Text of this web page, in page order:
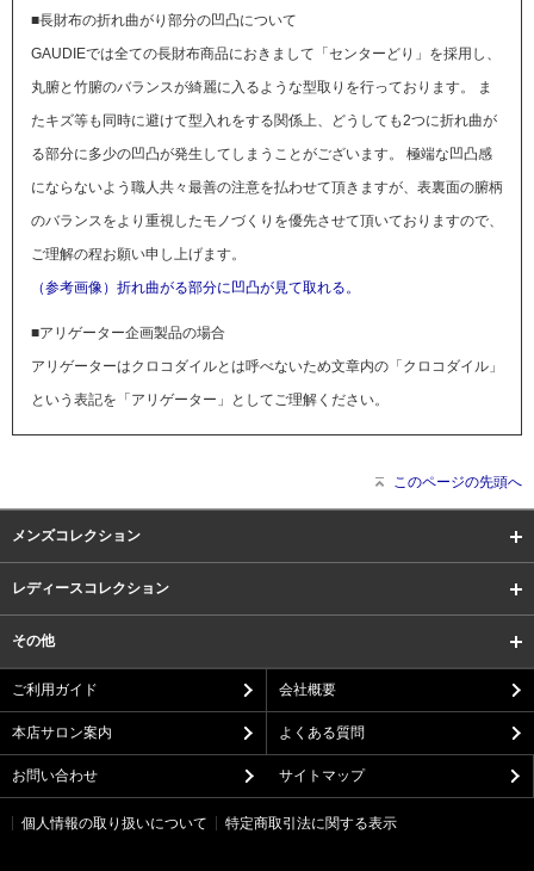
■長財布の折れ曲がり部分の凹凸について
GAUDIEでは全ての長財布商品におきまして「センターどり」を採用し、
丸腑と竹腑のバランスが綺麗に入るような型取りを行っております。 ま
たキズ等も同時に避けて型入れをする関係上、どうしても2つに折れ曲が
る部分に多少の凹凸が発生してしまうことがございます。 極端な凹凸感
にならないよう職人共々最善の注意を払わせて頂きますが、表裏面の腑柄
のバランスをより重視したモノづくりを優先させて頂いておりますので、
ご理解の程お願い申し上げます。
（参考画像）折れ曲がる部分に凹凸が見て取れる。
■アリゲーター企画製品の場合
アリゲーターはクロコダイルとは呼べないため文章内の「クロコダイル」
という表記を「アリゲーター」としてご理解ください。
このページの先頭へ
メンズコレクション
レディースコレクション
その他
ご利用ガイド 会社概要
本店サロン案内 よくある質問
お問い合わせ サイトマップ
個人情報の取り扱いについて 特定商取引法に関する表示